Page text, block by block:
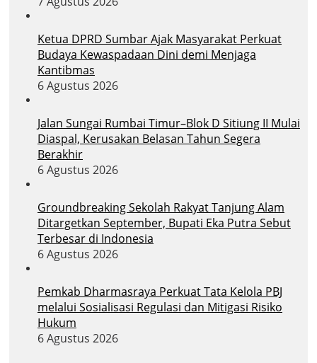
Ketua DPRD Sumbar Ajak Masyarakat Perkuat
Budaya Kewaspadaan Dini demi Menjaga
Kantibmas
6 Agustus 2026
Jalan Sungai Rumbai Timur–Blok D Sitiung II Mulai
Diaspal, Kerusakan Belasan Tahun Segera
Berakhir
6 Agustus 2026
Groundbreaking Sekolah Rakyat Tanjung Alam
Ditargetkan September, Bupati Eka Putra Sebut
Terbesar di Indonesia
6 Agustus 2026
Pemkab Dharmasraya Perkuat Tata Kelola PBJ
melalui Sosialisasi Regulasi dan Mitigasi Risiko
Hukum
6 Agustus 2026